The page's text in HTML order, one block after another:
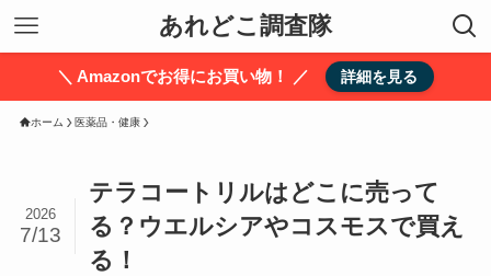
あれどこ調査隊
＼ Amazonでお得にお買い物！ ／ 詳細を見る
ホーム 医薬品・健康
テラコートリルはどこに売って
る？ウエルシアやコスモスで買え
る！
2026
7/13